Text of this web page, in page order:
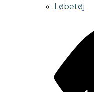
Løbetøj